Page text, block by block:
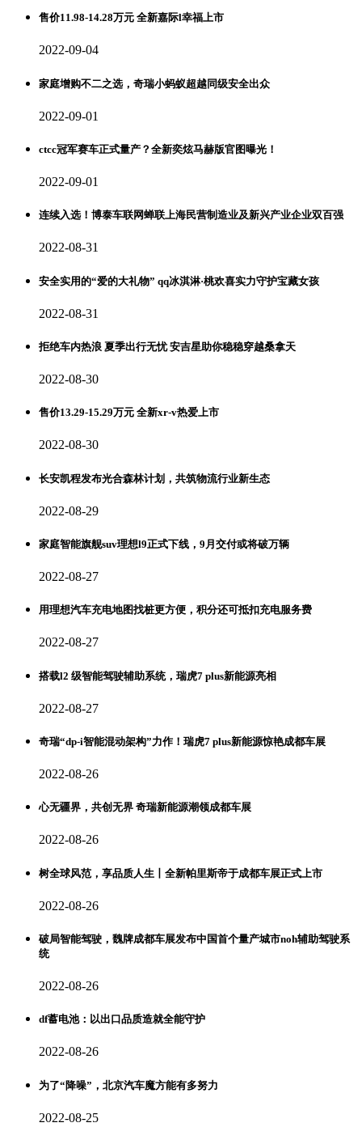
售价11.98-14.28万元 全新嘉际l幸福上市
2022-09-04
家庭增购不二之选，奇瑞小蚂蚁超越同级安全出众
2022-09-01
ctcc冠军赛车正式量产？全新奕炫马赫版官图曝光！
2022-09-01
连续入选！博泰车联网蝉联上海民营制造业及新兴产业企业双百强
2022-08-31
安全实用的“爱的大礼物” qq冰淇淋·桃欢喜实力守护宝藏女孩
2022-08-31
拒绝车内热浪 夏季出行无忧 安吉星助你稳稳穿越桑拿天
2022-08-30
售价13.29-15.29万元 全新xr-v热爱上市
2022-08-30
长安凯程发布光合森林计划，共筑物流行业新生态
2022-08-29
家庭智能旗舰suv理想l9正式下线，9月交付或将破万辆
2022-08-27
用理想汽车充电地图找桩更方便，积分还可抵扣充电服务费
2022-08-27
搭载l2 级智能驾驶辅助系统，瑞虎7 plus新能源亮相
2022-08-27
奇瑞“dp-i智能混动架构”力作！瑞虎7 plus新能源惊艳成都车展
2022-08-26
心无疆界，共创无界 奇瑞新能源潮领成都车展
2022-08-26
树全球风范，享品质人生丨全新帕里斯帝于成都车展正式上市
2022-08-26
破局智能驾驶，魏牌成都车展发布中国首个量产城市noh辅助驾驶系
统
2022-08-26
df蓄电池：以出口品质造就全能守护
2022-08-26
为了“降噪”，北京汽车魔方能有多努力
2022-08-25